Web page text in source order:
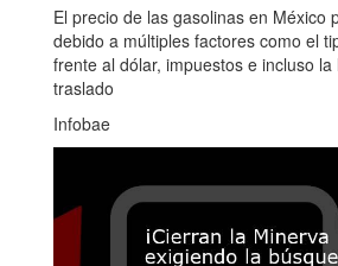
El precio de las gasolinas en México
debido a múltiples factores como el
frente al dólar, impuestos e incluso
traslado
Infobae